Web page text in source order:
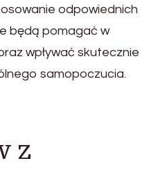
odpowiednich
będą pomagać w
wpływać skutecznie
samopoczucia.
z